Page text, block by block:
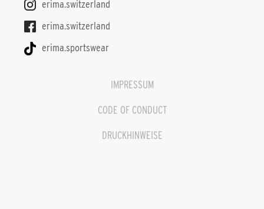
erima.switzerland
erima.switzerland
erima.sportswear
IMPRESSUM
CODE OF CONDUCT
DRUCKHINWEISE